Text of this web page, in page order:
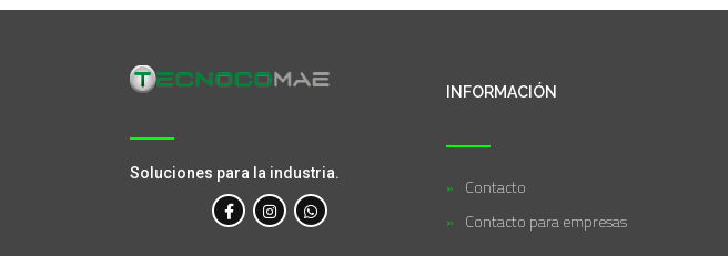
Soluciones para la industria.
INFORMACIÓN
Contacto
Contacto para empresas